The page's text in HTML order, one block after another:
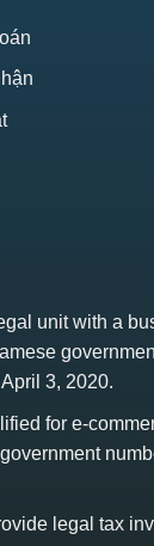
unit with a
3, 2020.
for e-
legal tax